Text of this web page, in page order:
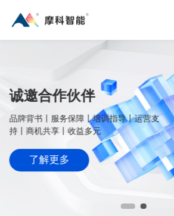
AI数智技术创领者
助力政企服务数智化转型，优化营商环境
了解更多